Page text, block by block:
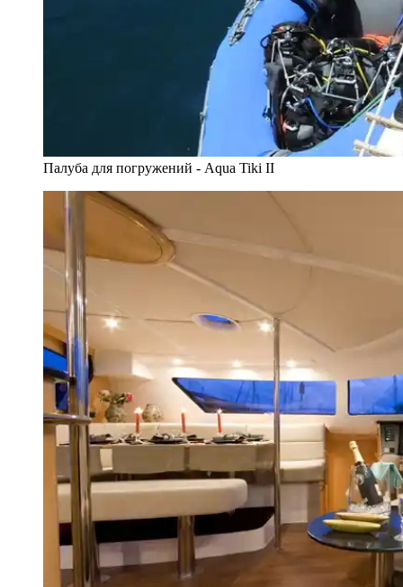
Палуба для погружений - Aqua Tiki II